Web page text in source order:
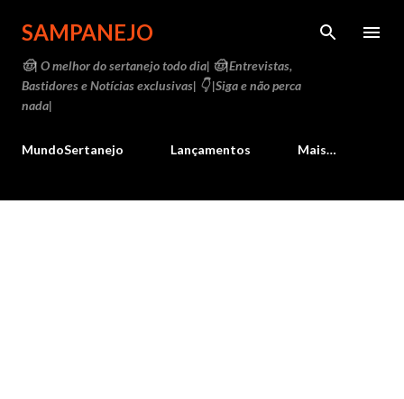
Pular para o conteúdo principal
SAMPANEJO
🤠| O melhor do sertanejo todo dia| 🤠|Entrevistas,
Bastidores e Notícias exclusivas| 👇 |Siga e não perca
nada|
MundoSertanejo Lançamentos Mais…